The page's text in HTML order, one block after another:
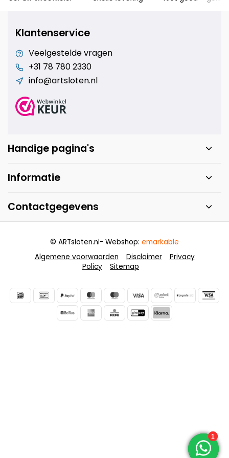
Klantenservice
Veelgestelde vragen
+31 78 780 2330
info@artsloten.nl
Handige pagina's
Informatie
Contactgegevens
Algemene voorwaarden Disclaimer
Privacy
Policy
Sitemap
© ARTsloten.nl- Webshop: emarkable